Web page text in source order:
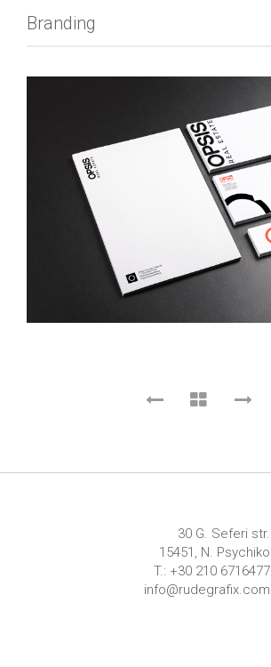
Branding
30 G. Seferi str.
15451, N. Psychiko
T.: +30 210 6716477
info@rudegrafix.com